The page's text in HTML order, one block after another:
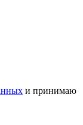
и принимаю